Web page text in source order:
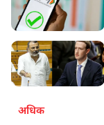
अधिक